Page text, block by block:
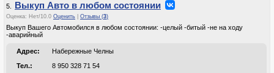
5. Выкуп Авто в любом состоянии
Оценка: Нет/10.0 Оценить Отзывы (3)
Выкуп Вашего Автомобился в любом состоянии: -целый -битый -не на ходу
-аварийный
Адрес:
Набережные Челны
Тел.:
8 950 328 71 54